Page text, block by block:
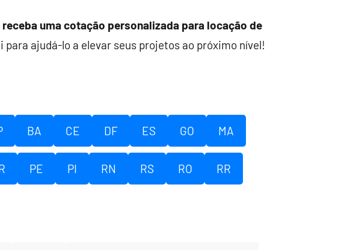
uma cotação personalizada para locação de
ajudá-lo a elevar seus projetos ao próximo nível!
BA CE DF ES GO MA
PE PI RN RS RO RR